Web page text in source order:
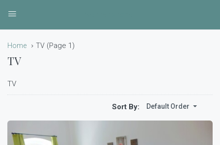
Home TV (Page 1)
TV
TV
Sort By: Default Order